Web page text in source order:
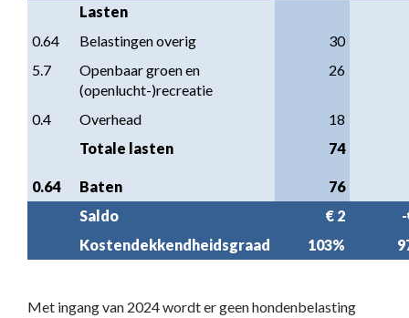
Lasten
0.64
Belastingen overig
30
5.7
Openbaar groen en
(openlucht-)recreatie
26
0.4 Overhead
18
Totale lasten
74
0.64 Baten
76
Saldo
€ 2
Kostendekkendheidsgraad
103%
Met ingang van 2024 wordt er geen hondenbelasting